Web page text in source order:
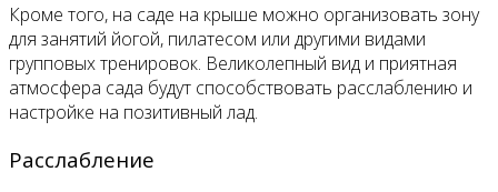
Кроме того, на саде на крыше можно организовать зону
для занятий йогой, пилатесом или другими видами
групповых тренировок. Великолепный вид и приятная
атмосфера сада будут способствовать расслаблению и
настройке на позитивный лад.
Расслабление